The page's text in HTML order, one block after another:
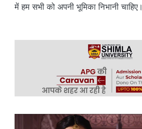
में हम सभी को अपनी भूमिका निभानी चाहिए।